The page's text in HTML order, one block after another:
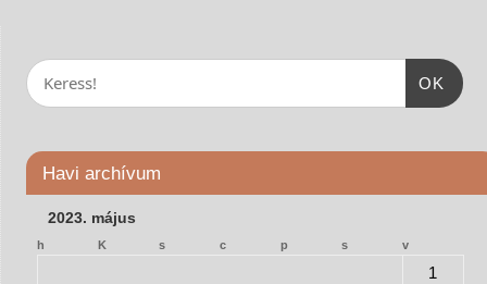
OK
Havi archívum
2023. május
h K s c p s v
1